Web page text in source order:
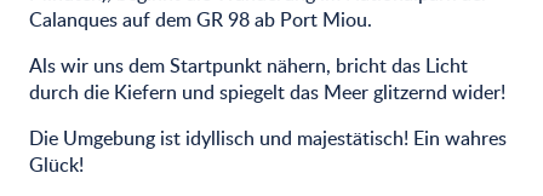
Calanques auf dem GR 98 ab Port Miou.
Als wir uns dem Startpunkt nähern, bricht das Licht
durch die Kiefern und spiegelt das Meer glitzernd wider!
Die Umgebung ist idyllisch und majestätisch! Ein wahres
Glück!